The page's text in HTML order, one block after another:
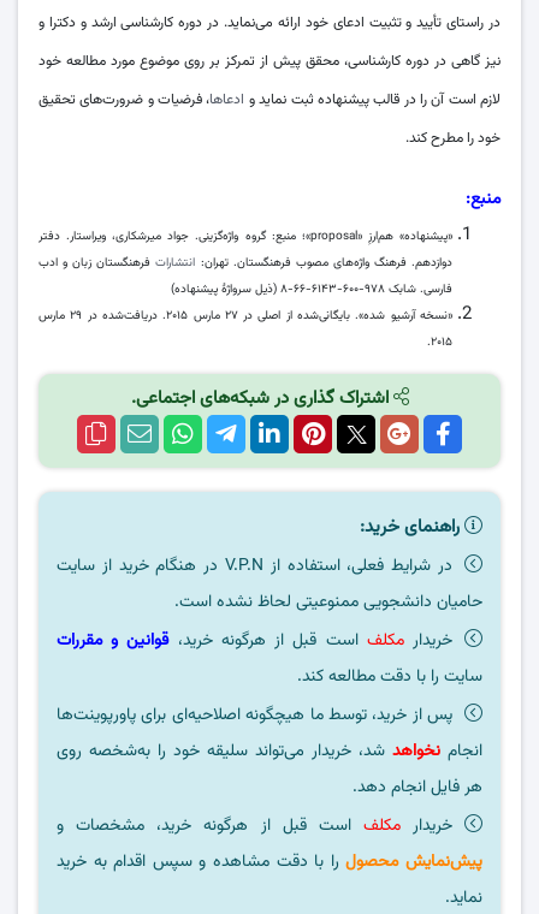
در راستای تأیید و تثبیت ادعای خود ارائه می‌نماید. در دوره کارشناسی ارشد و دکترا و
نیز گاهی در دوره کارشناسی، محقق پیش از تمرکز بر روی موضوع مورد مطالعه خود
لازم است آن را در قالب پیشنهاده ثبت نماید و ادعاها، فرضیات و ضرورت‌های تحقیق
خود را مطرح کند.
منبع:
«پیشنهاده» هم‌ارزِ «proposal»؛ منبع: گروه واژه‌گزینی. جواد میرشکاری، ویراستار. دفتر
دوازدهم. فرهنگ واژه‌های مصوب فرهنگستان. تهران: انتشاراتفرهنگستان زبان و ادب
فارسی. شابک ۹۷۸-۶۰۰-۶۱۴۳-۶۶-۸ (ذیل سرواژهٔ پیشنهاده)
«نسخه آرشیو شده». بایگانی‌شده از اصلی در ۲۷ مارس ۲۰۱۵. دریافت‌شده در ۲۹ مارس
۲۰۱۵.
اشتراک گذاری در شبکه‌های اجتماعی.
راهنمای خرید:
در شرایط فعلی، استفاده از V.P.N در هنگام خرید از سایت
حامیان دانشجویی ممنوعیتی لحاظ نشده است.
خریدارمکلف است قبل از هرگونه خرید،قوانین و مقررات
سایت را با دقت مطالعه کند.
پس از خرید، توسط ما هیچگونه اصلاحیه‌ای برای پاورپوینت‌ها
انجام نخواهد شد، خریدار می‌تواند سلیقه خود را به‌شخصه روی
هر فایل انجام دهد.
خریدارمکلف است قبل از هرگونه خرید، مشخصات و
پیش‌نمایش محصولرا با دقت مشاهده و سپس اقدام به خرید
نماید.